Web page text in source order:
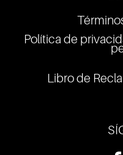
Política de
Libro de